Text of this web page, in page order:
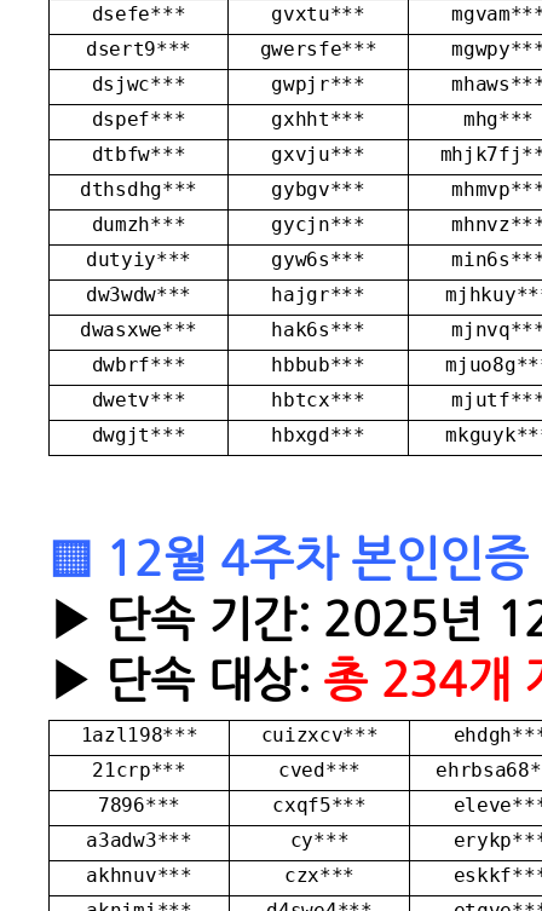
dsefe***
gvxtu***
dsert9***
gwersfe***
dsjwc***
gwpjr***
dspef***
gxhht***
mhg***
dtbfw***
gxvju***
dthsdhg***
gybgv***
dumzh***
gycjn***
dutyiy***
gyw6s***
dw3wdw***
hajgr***
dwasxwe***
hak6s***
dwbrf***
hbbub***
dwetv***
hbtcx***
dwgjt***
hbxgd***
▒ 12월 4주차 본인인
▶ 단속 기간: 2025년
▶ 단속 대상: 총 234개
1azl198*** cuizxcv***
21crp***
cved***
7896***
cxqf5***
a3adw3***
cy***
akhnuv***
czx***